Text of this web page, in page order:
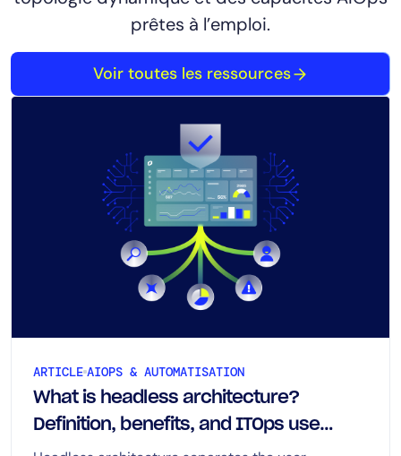
prêtes à l’emploi.
Voir toutes les ressources
ARTICLE AIOPS & AUTOMATISATION
What is headless architecture?
Definition, benefits, and ITOps use
cases